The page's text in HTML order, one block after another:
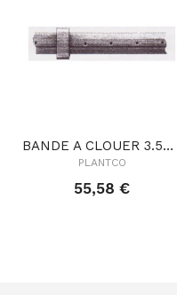
BANDE A CLOUER 3.5CMX25ML + 25 COULANTS
PLANTCO
55,58 €